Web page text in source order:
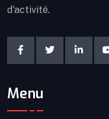
d'activité.
Menu